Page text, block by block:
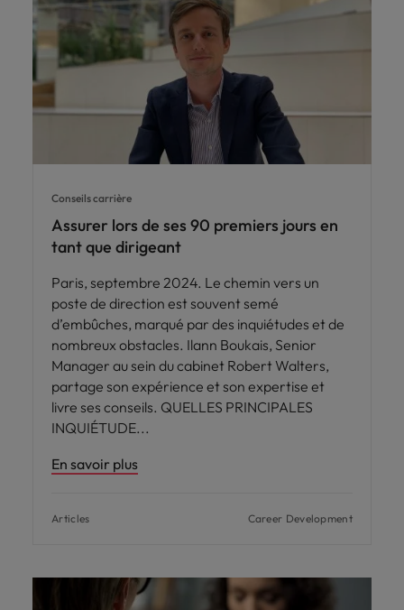
Conseils carrière
Assurer lors de ses 90 premiers jours en
tant que dirigeant
Paris, septembre 2024. Le chemin vers un
poste de direction est souvent semé
d’embûches, marqué par des inquiétudes et de
nombreux obstacles. Ilann Boukais, Senior
Manager au sein du cabinet Robert Walters,
partage son expérience et son expertise et
livre ses conseils. QUELLES PRINCIPALES
INQUIÉTUDE
En savoir plus
Articles Career Development